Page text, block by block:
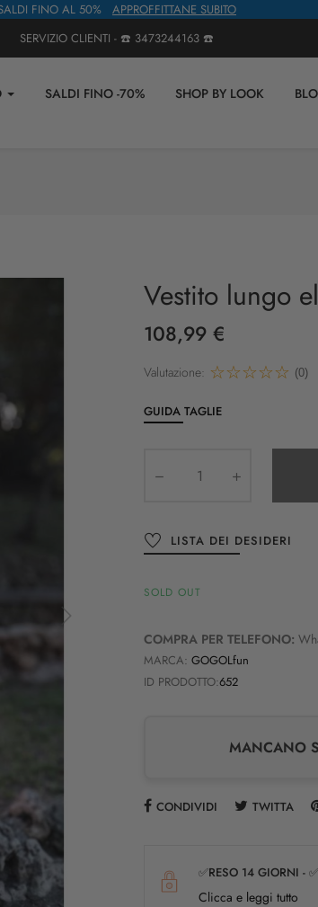
FINO AL 50% APPROFFITTANE SUBITO
SERVIZIO CLIENTI - ☎️ 3473244163 ☎️
SALDI FINO -70% SHOP BY LOOK
Vestito lungo
108,99 €
Valutazione: (0)
GUIDA TAGLIE
LISTA DEI DESIDERI
SOLD OUT
COMPRA PER TELEFONO:
MARCA: GOGOLfun
ID PRODOTTO:652
MANCANO
CONDIVIDI TWITTA
✅RESO 14 GIORNI -
Clicca e leggi tutto